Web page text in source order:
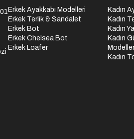
Erkek Ayakkabı Modelleri
Erkek Terlik & Sandalet
Erkek Bot
Erkek Chelsea Bot
Erkek Loafer
Kadın
Kadın
Kadın
Kadın
Kadın